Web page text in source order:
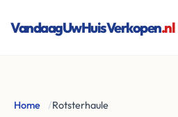
VandaagUwHuisVerkopen.nl
Home /Rotsterhaule